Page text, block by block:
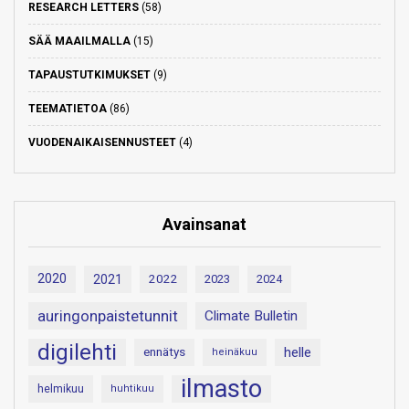
RESEARCH LETTERS (58)
SÄÄ MAAILMALLA (15)
TAPAUSTUTKIMUKSET (9)
TEEMATIETOA (86)
VUODENAIKAISENNUSTEET (4)
Avainsanat
2020 2021 2022 2023 2024
auringonpaistetunnit Climate Bulletin
digilehti ennätys heinäkuu helle
helmikuu huhtikuu ilmasto